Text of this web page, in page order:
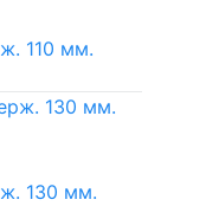
110 мм.
130 мм.